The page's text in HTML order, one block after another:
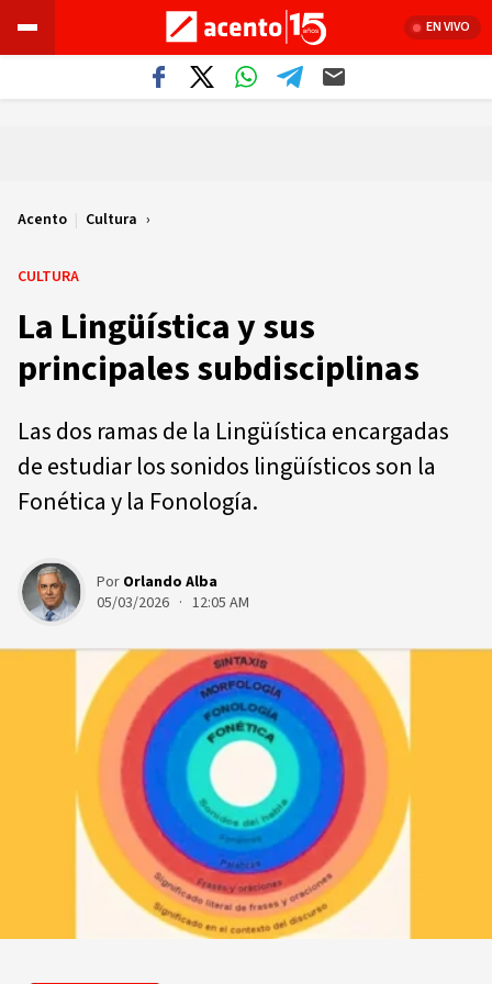
EN VIVO
Acento | Cultura
CULTURA
La Lingüística y sus
principales subdisciplinas
Las dos ramas de la Lingüística encargadas
de estudiar los sonidos lingüísticos son la
Fonética y la Fonología.
Por Orlando Alba
05/03/2026 · 12:05 AM